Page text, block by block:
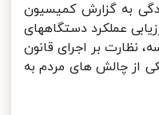
به گزارش کمیسیون
درباره ی ارزیابی عملکرد دستگاههای
دو جلسه، نظارت بر اجرای قانون
از چالش های مردم به